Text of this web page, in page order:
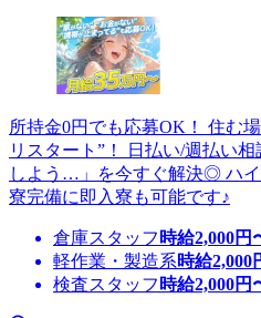
所持金0円でも応募OK！ 住む
リスタート”！ 日払い/週払い
しよう…」を今すぐ解決◎ ハ
寮完備に即入寮も可能です♪
倉庫スタッフ 時給2,000円
軽作業・製造系時給2,000
検査スタッフ 時給2,000円